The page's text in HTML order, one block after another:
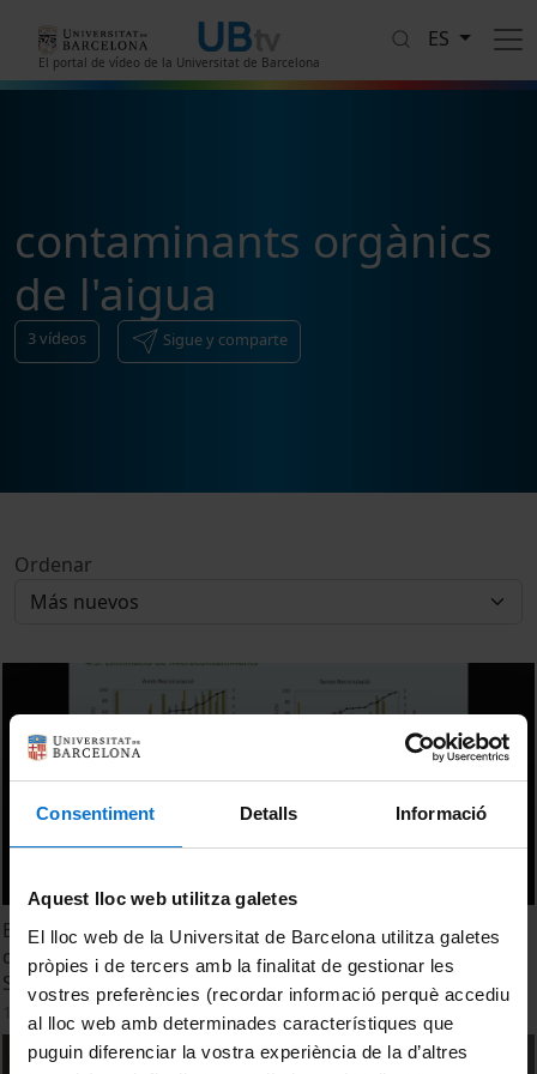
Consentiment Detalls Informació
Aquest lloc web utilitza galetes
El lloc web de la Universitat de Barcelona utilitza galetes
pròpies i de tercers amb la finalitat de gestionar les
vostres preferències (recordar informació perquè accediu
al lloc web amb determinades característiques que
puguin diferenciar la vostra experiència de la d’altres
El portal de vídeo de la Universitat de Barcelona
ES
contaminants orgànics
de l'aigua
3vídeos Sigue y comparte
Ordenar
Eliminació de contaminants orgànics amb la construcció
d’aiguamolls i processos d’oxidació avançada. Ana Piera
Santacruz
15 Junio, 2022